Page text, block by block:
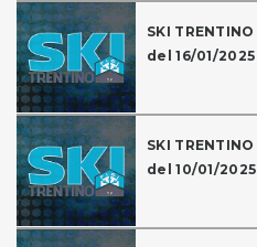
SKI TRENTINO
del 16/01/2025
SKI TRENTINO
del 10/01/2025